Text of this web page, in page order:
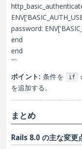
password:
end
end
```
ポイント: 条件を if
を追加する。
まとめ
Rails 8.0 の主な変更